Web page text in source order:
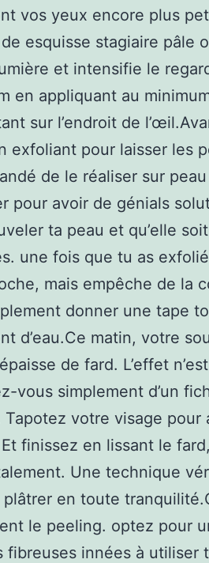
vos yeux encore plus
esquisse stagiaire pâle
et intensifie le
en appliquant au
sur l’endroit de
exfoliant pour laisser les
de le réaliser sur
pour avoir de génials
ta peau et qu’elle
une fois que tu as
mais empêche de la
donner une tape
d’eau.Ce matin, votre
de fard. L’effet
vous simplement d’un
Tapotez votre visage pour
finissez en lissant le
Une technique
en toute
le peeling. optez pour
fibreuses innées à utiliser